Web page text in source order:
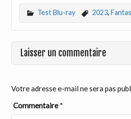
Test Blu-ray 2023,
Laisser un commentaire
Votre adresse e-mail ne sera pas
Commentaire*